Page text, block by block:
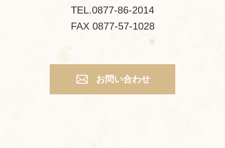
TEL.0877-86-2014
FAX 0877-57-1028
お問い合わせ